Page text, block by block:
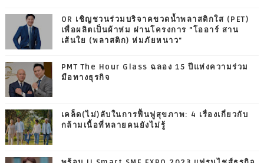
OR เชิญชวนร่วมบริจาคขวดน้ำพลาสติกใส (PET)
เพื่อผลิตเป็นผ้าห่ม ผ่านโครงการ "โออาร์ สาน
เส้นใย (พลาสติก) ห่มภัยหนาว"
PMT The Hour Glass ฉลอง 15 ปีแห่งความร่วม
มือทางธุรกิจ
เคล็ด(ไม่)ลับในการฟื้นฟูสุขภาพ: 4 เรื่องเกี่ยวกับ
กล้ามเนื้อที่หลายคนยังไม่รู้